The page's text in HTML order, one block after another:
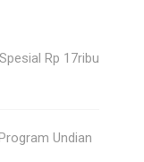
Rp 17ribu
Undian